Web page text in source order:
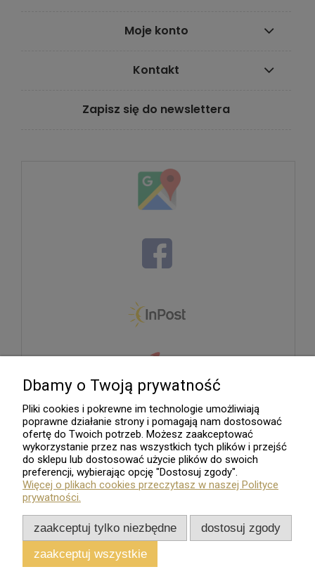
Moje konto
Kontakt
Zapisz się do newslettera
Sklep internetowy
Wszelkie Prawa Zastrzeżone - 2026. Sklep Numizmatyczny.Com
Dbamy o Twoją prywatność
Pliki cookies i pokrewne im technologie umożliwiają
poprawne działanie strony i pomagają nam dostosować
ofertę do Twoich potrzeb. Możesz zaakceptować
wykorzystanie przez nas wszystkich tych plików i przejść
do sklepu lub dostosować użycie plików do swoich
preferencji, wybierając opcję "Dostosuj zgody".
Więcej o plikach cookies przeczytasz w naszej Polityce
prywatności.
zaakceptuj tylko niezbędne
dostosuj zgody
zaakceptuj wszystkie